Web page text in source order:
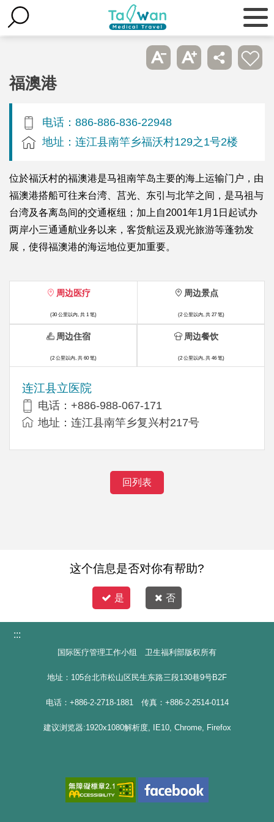
福澳港
电话：886-886-836-22948
地址：连江县南竿乡福沃村129之1号2楼
位於福沃村的福澳港是马祖南竿岛主要的海上运输门户，由
福澳港搭船可往来台湾、莒光、东引与北竿之间，是马祖与
台湾及各离岛间的交通枢纽；加上自2001年1月1日起试办
两岸小三通通航业务以来，客货航运及观光旅游等蓬勃发
展，使得福澳港的海运地位更加重要。
周边医疗
(30 公里以内, 共 1 笔)
连江县立医院
电话：+886-988-067-171
地址：连江县南竿乡复兴村217号
周边景点
(2 公里以内, 共 27 笔)
周边住宿
(2 公里以内, 共 60 笔)
周边餐饮
(2 公里以内, 共 46 笔)
回列表
这个信息是否对你有帮助?
是 否
:::
国际医疗管理工作小组 卫生福利部版权所有
地址：105台北市松山区民生东路三段130巷9号B2F
电话：+886-2-2718-1881 传真：+886-2-2514-0114
建议浏览器:1920x1080解析度, IE10, Chrome, Firefox